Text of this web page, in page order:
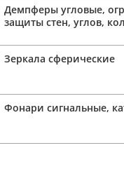
Демпферы угловые,
защиты стен, углов,
Зеркала сферические
Фонари сигнальные,